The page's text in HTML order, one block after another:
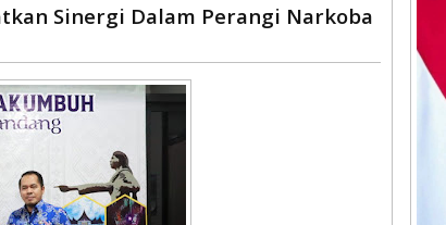
Sinergi Dalam Perangi Narkoba